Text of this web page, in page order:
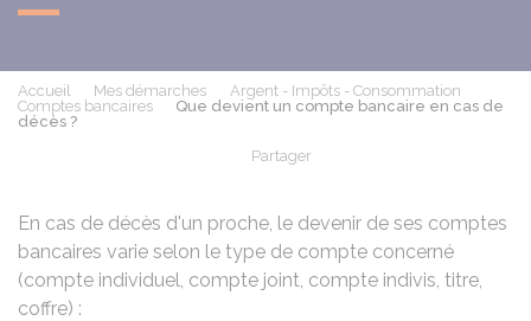
Accueil Mes démarches
Argent - Impôts - Consommation
Comptes bancaires
Que devient un compte bancaire en cas de
décès ?
Partager
En cas de décès d'un proche, le devenir de ses comptes
bancaires varie selon le type de compte concerné
(compte individuel, compte joint, compte indivis, titre,
coffre) :